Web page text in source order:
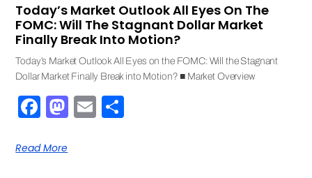
Today’s Market Outlook All Eyes On The
FOMC: Will The Stagnant Dollar Market
Finally Break Into Motion?
Today’s Market Outlook All Eyes on the FOMC: Will the Stagnant
Dollar Market Finally Break into Motion? ■ Market Overview
Facebook
Mastodon
Email
Read More